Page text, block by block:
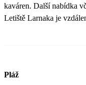
kaváren. Další nabídka
Letiště Larnaka je
Pláž